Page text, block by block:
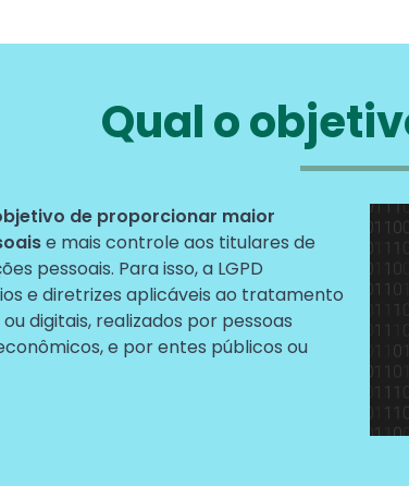
Qual o
de proporcionar maior
e mais controle aos titulares de
pessoais. Para isso, a LGPD
e diretrizes aplicáveis ao tratamento
digitais, realizados por pessoas
e por entes públicos ou